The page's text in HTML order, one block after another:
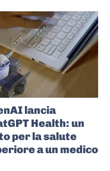
lancia
Health: un
per la salute
a un medico